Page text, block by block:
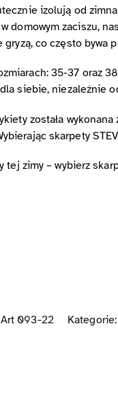
izolują od
domowym zaciszu,
co często bywa
35-37 oraz
siebie, niezależnie
została
skarpety
zimy – wybierz
Art 093-22 Kategorie: